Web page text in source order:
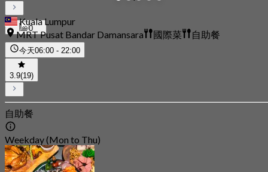
0
Kuala Lumpur
MRT Pusat Bandar Damansara
國際菜 自助餐
今天06:00 - 22:00
3.9(19)
自助餐
Weekday (Mon to Thu)